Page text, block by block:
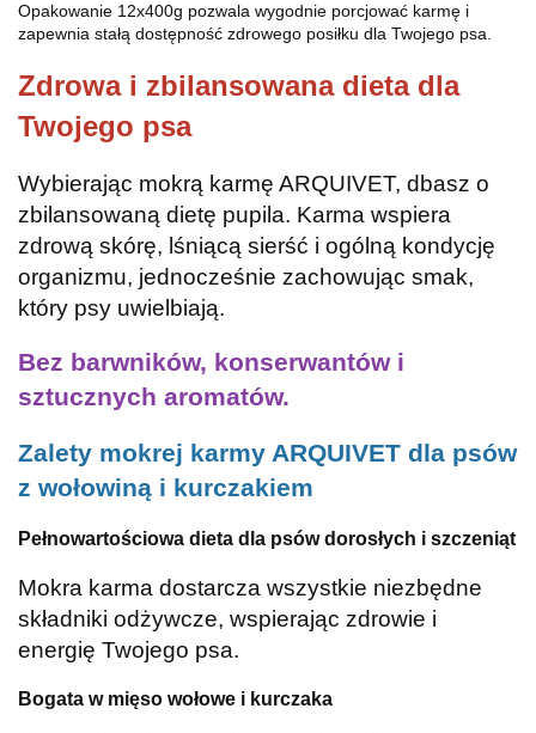
Opakowanie 12x400g pozwala wygodnie porcjować karmę i
zapewnia stałą dostępność zdrowego posiłku dla Twojego psa.
Zdrowa i zbilansowana dieta dla
Twojego psa
Wybierając mokrą karmę ARQUIVET, dbasz o
zbilansowaną dietę pupila. Karma wspiera
zdrową skórę, lśniącą sierść i ogólną kondycję
organizmu, jednocześnie zachowując smak,
który psy uwielbiają.
Bez barwników, konserwantów i
sztucznych aromatów.
Zalety mokrej karmy ARQUIVET dla psów
z wołowiną i kurczakiem
Pełnowartościowa dieta dla psów dorosłych i szczeniąt
Mokra karma dostarcza wszystkie niezbędne
składniki odżywcze, wspierając zdrowie i
energię Twojego psa.
Bogata w mięso wołowe i kurczaka